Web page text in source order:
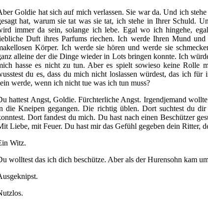
Goldie hat sich auf mich verlassen. Sie war da. Und ich
hat, warum sie tat was sie tat, ich stehe in Ihrer Schuld.
immer da sein, solange ich lebe. Egal wo ich hingehe,
Duft ihres Parfums riechen. Ich werde Ihren Mund
Körper. Ich werde sie hören und werde sie
alleine der die Dinge wieder in Lots bringen konnte. Ich
hasse es nicht zu tun. Aber es spielt sowieso keine Rolle
du es, dass du mich nicht loslassen würdest, das ich
werde, wenn ich nicht tue was ich tun muss?
hattest Angst, Goldie. Fürchterliche Angst. Irgendjemand
die Kneipen gegangen. Die richtig üblen. Dort suchtest du dir
Dort fandest du mich. Du hast nach einen Beschützer
Liebe, mit Feuer. Du hast mir das Gefühl gegeben dein Ritter,
Witz.
wolltest das ich dich beschütze. Aber als der Hurensohn kam